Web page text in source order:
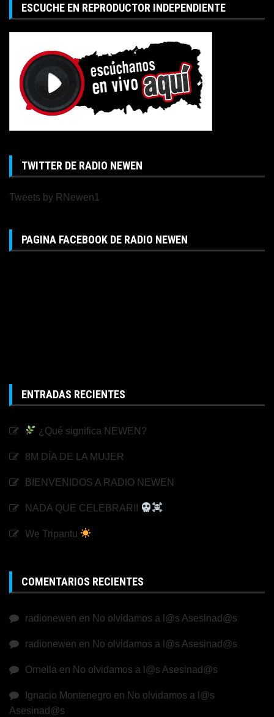
ESCUCHE EN REPRODUCTOR INDEPENDIENTE
TWITTER DE RADIO NEWEN
Tweets by RNewen1
PAGINA FACEBOOK DE RADIO NEWEN
ENTRADAS RECIENTES
¿Qué significa NEWEN?
8M DÍA DE LA MUJER
BIENVENIDOS A RADIO NEWEN
NADA QUE CELEBRAR!!
We Tripantu
COMENTARIOS RECIENTES
radionewen en No olvidamos a l@s Asesinad@s
radionewen en No olvidamos a l@s Asesinad@s
Ornella en No olvidamos a l@s Asesinad@s
Ignacio Montenegro en No olvidamos a l@s
Asesinad@s